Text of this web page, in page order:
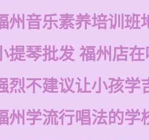
州音乐素养培训班
提琴批发 福州店
烈不建议让小孩学
州学流行唱法的学